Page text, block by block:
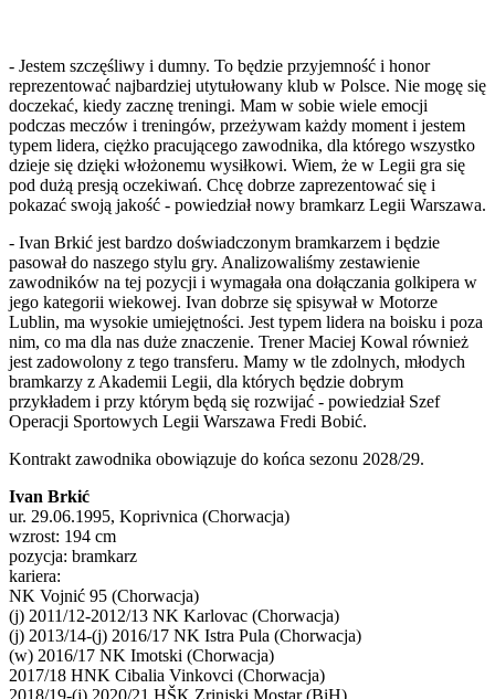
- Jestem szczęśliwy i dumny. To będzie przyjemność i honor
reprezentować najbardziej utytułowany klub w Polsce. Nie mogę się
doczekać, kiedy zacznę treningi. Mam w sobie wiele emocji
podczas meczów i treningów, przeżywam każdy moment i jestem
typem lidera, ciężko pracującego zawodnika, dla którego wszystko
dzieje się dzięki włożonemu wysiłkowi. Wiem, że w Legii gra się
pod dużą presją oczekiwań. Chcę dobrze zaprezentować się i
pokazać swoją jakość - powiedział nowy bramkarz Legii Warszawa.
- Ivan Brkić jest bardzo doświadczonym bramkarzem i będzie
pasował do naszego stylu gry. Analizowaliśmy zestawienie
zawodników na tej pozycji i wymagała ona dołączania golkipera w
jego kategorii wiekowej. Ivan dobrze się spisywał w Motorze
Lublin, ma wysokie umiejętności. Jest typem lidera na boisku i poza
nim, co ma dla nas duże znaczenie. Trener Maciej Kowal również
jest zadowolony z tego transferu. Mamy w tle zdolnych, młodych
bramkarzy z Akademii Legii, dla których będzie dobrym
przykładem i przy którym będą się rozwijać - powiedział Szef
Operacji Sportowych Legii Warszawa Fredi Bobić.
Kontrakt zawodnika obowiązuje do końca sezonu 2028/29.
Ivan Brkić
ur. 29.06.1995, Koprivnica (Chorwacja)
wzrost: 194 cm
pozycja: bramkarz
kariera:
NK Vojnić 95 (Chorwacja)
(j) 2011/12-2012/13 NK Karlovac (Chorwacja)
(j) 2013/14-(j) 2016/17 NK Istra Pula (Chorwacja)
(w) 2016/17 NK Imotski (Chorwacja)
2017/18 HNK Cibalia Vinkovci (Chorwacja)
2018/19-(j) 2020/21 HŠK Zrinjski Mostar (BiH)